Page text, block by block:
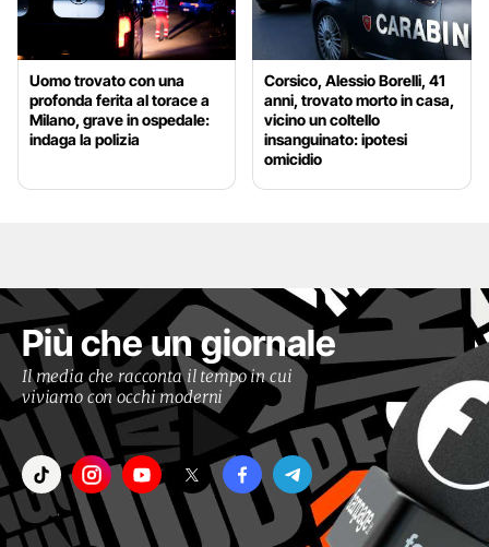
Uomo trovato con una
profonda ferita al torace a
Milano, grave in ospedale:
indaga la polizia
Corsico, Alessio Borelli, 41
anni, trovato morto in casa,
vicino un coltello
insanguinato: ipotesi
omicidio
Più che un giornale
Il media che racconta il tempo in cui
viviamo con occhi moderni